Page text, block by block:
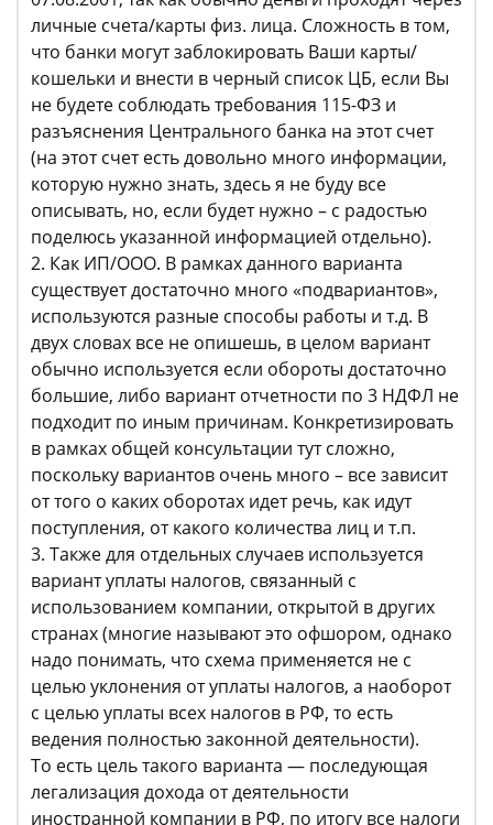
личные счета/карты физ. лица. Сложность в том,
что банки могут заблокировать Ваши карты/
кошельки и внести в черный список ЦБ, если Вы
не будете соблюдать требования 115-ФЗ и
разъяснения Центрального банка на этот счет
(на этот счет есть довольно много информации,
которую нужно знать, здесь я не буду все
описывать, но, если будет нужно – с радостью
поделюсь указанной информацией отдельно).
2. Как ИП/ООО. В рамках данного варианта
существует достаточно много «подвариантов»,
используются разные способы работы и т.д. В
двух словах все не опишешь, в целом вариант
обычно используется если обороты достаточно
большие, либо вариант отчетности по 3 НДФЛ не
подходит по иным причинам. Конкретизировать
в рамках общей консультации тут сложно,
поскольку вариантов очень много – все зависит
от того о каких оборотах идет речь, как идут
поступления, от какого количества лиц и т.п.
3. Также для отдельных случаев используется
вариант уплаты налогов, связанный с
использованием компании, открытой в других
странах (многие называют это офшором, однако
надо понимать, что схема применяется не с
целью уклонения от уплаты налогов, а наоборот
с целью уплаты всех налогов в РФ, то есть
ведения полностью законной деятельности).
То есть цель такого варианта — последующая
легализация дохода от деятельности
иностранной компании в РФ, по итогу все налоги